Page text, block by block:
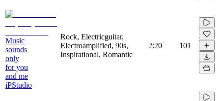
Music
sounds
only
for you
and me
iPStudio
Rock, Electricguitar,
Electroamplified, 90s,
Inspirational, Romantic
2:20 101